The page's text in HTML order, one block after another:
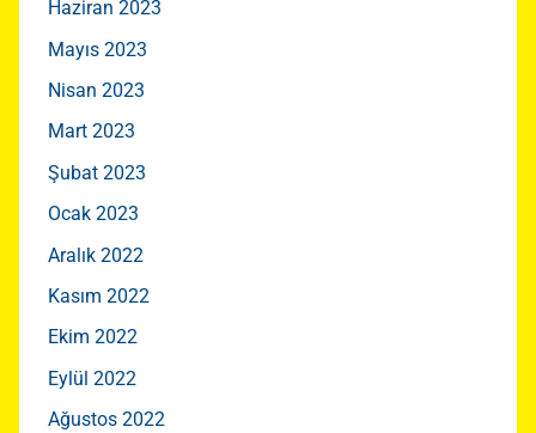
Haziran 2023
Mayıs 2023
Nisan 2023
Mart 2023
Şubat 2023
Ocak 2023
Aralık 2022
Kasım 2022
Ekim 2022
Eylül 2022
Ağustos 2022